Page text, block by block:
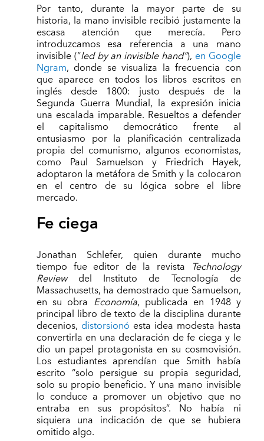
Por tanto, durante la mayor parte de su
historia, la mano invisible recibió justamente la
escasa atención que merecía. Pero
introduzcamos esa referencia a una mano
invisible (“led by an invisible hand”), en Google
Ngram, donde se visualiza la frecuencia con
que aparece en todos los libros escritos en
inglés desde 1800: justo después de la
Segunda Guerra Mundial, la expresión inicia
una escalada imparable. Resueltos a defender
el capitalismo democrático frente al
entusiasmo por la planificación centralizada
propia del comunismo, algunos economistas,
como Paul Samuelson y Friedrich Hayek,
adoptaron la metáfora de Smith y la colocaron
en el centro de su lógica sobre el libre
mercado.
Fe ciega
Jonathan Schlefer, quien durante mucho
tiempo fue editor de la revista Technology
Reviewdel Instituto de Tecnología de
Massachusetts, ha demostrado que Samuelson,
en su obra Economía, publicada en 1948 y
principal libro de texto de la disciplina durante
decenios, distorsionó esta idea modesta hasta
convertirla en una declaración de fe ciega y le
dio un papel protagonista en su cosmovisión.
Los estudiantes aprendían que Smith había
escrito “solo persigue su propia seguridad,
solo su propio beneficio. Y una mano invisible
lo conduce a promover un objetivo que no
entraba en sus propósitos”. No había ni
siquiera una indicación de que se hubiera
omitido algo.